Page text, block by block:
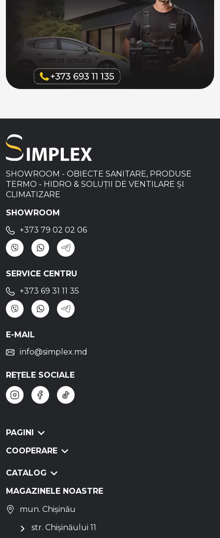
SHOWROOM - OBIECTE SANITARE, PRODUSE
TERMO - HIDRO & SOLUȚII DE VENTILARE ȘI
CLIMATIZARE
SHOWROOM
+373 79 02 02 06
SERVICE CENTRU
+373 69 31 11 35
E-MAIL
info@simplex.md
REȚELE SOCIALE
PAGINI
COOPERARE
CATALOG
MAGAZINELE NOASTRE
mun. Chișinău
str. Chișinăului 11